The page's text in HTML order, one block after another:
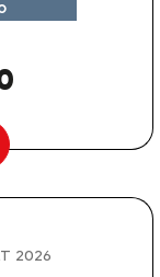
2026